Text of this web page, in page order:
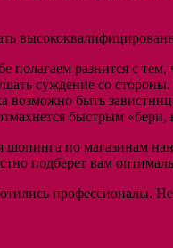
полагаем разнится с
суждение со
быть
быстрым «бери,
шопинга по магазинам
подберет вам